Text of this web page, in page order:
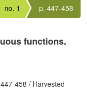
no. 1 p. 447-458
functions.
458 / Harvested